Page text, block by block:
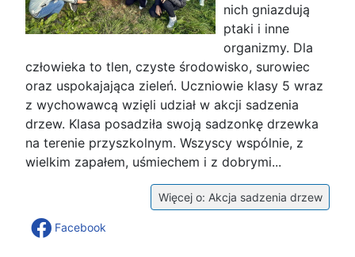
nich gniazdują
ptaki i inne
organizmy. Dla
człowieka to tlen, czyste środowisko, surowiec
oraz uspokajająca zieleń. Uczniowie klasy 5 wraz
z wychowawcą wzięli udział w akcji sadzenia
drzew. Klasa posadziła swoją sadzonkę drzewka
na terenie przyszkolnym. Wszyscy wspólnie, z
wielkim zapałem, uśmiechem i z dobrymi...
Więcej o: Akcja sadzenia drzew
Facebook